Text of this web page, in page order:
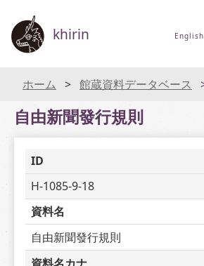
khirin English
ホーム 館蔵資料データベース
自由新聞發行規則
ID
H-1085-9-18
資料名
自由新聞發行規則
資料名カナ